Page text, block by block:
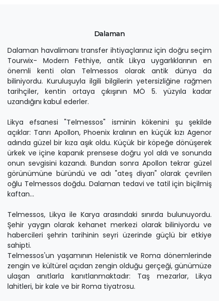
Dalaman
Dalaman havalimanı transfer ihtiyaçlarınız için doğru seçim
Tourwix- Modern Fethiye, antik Likya uygarlıklarının en
önemli kenti olan Telmessos olarak antik dünya da
biliniyordu. Kuruluşuyla ilgili bilgilerin yetersizliğine rağmen
tarihçiler, kentin ortaya çıkışının MÖ 5. yüzyıla kadar
uzandığını kabul ederler.
Likya efsanesi "Telmessos" isminin kökenini şu şekilde
açıklar: Tanrı Apollon, Phoenix kralının en küçük kızı Agenor
adında güzel bir kıza aşık oldu. Küçük bir köpeğe dönüşerek
ürkek ve içine kapanık prensese doğru yol aldı ve sonunda
onun sevgisini kazandı. Bundan sonra Apollon tekrar güzel
görünümüne büründü ve adı "ateş diyarı" olarak çevrilen
oğlu Telmessos doğdu. Dalaman tedavi ve tatil için biçilmiş
kaftan...
Telmessos, Likya ile Karya arasındaki sınırda bulunuyordu.
Şehir yaygın olarak kehanet merkezi olarak biliniyordu ve
habercileri şehrin tarihinin seyri üzerinde güçlü bir etkiye
sahipti.
Telmessos'un yaşamının Helenistik ve Roma dönemlerinde
zengin ve kültürel açıdan zengin olduğu gerçeği, günümüze
ulaşan anıtlarla kanıtlanmaktadır: Taş mezarlar, Likya
lahitleri, bir kale ve bir Roma tiyatrosu.